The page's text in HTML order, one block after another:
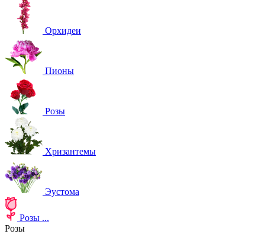
Орхидеи
Пионы
Розы
Хризантемы
Эустома
Розы ...
Розы